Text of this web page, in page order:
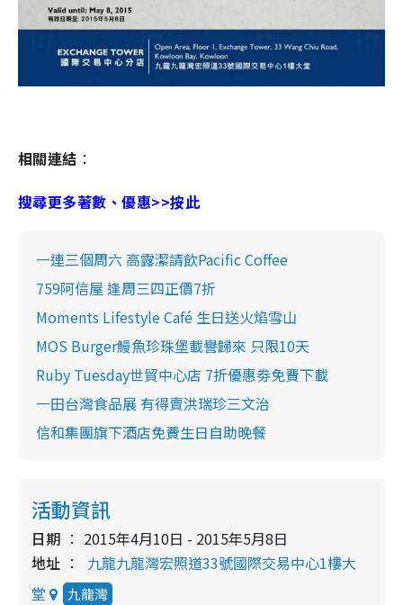
相關連結 ：
搜尋更多著數、優惠>>按此
一連三個周六 高露潔請飲Pacific Coffee
759阿信屋 逢周三四正價7折
Moments Lifestyle Café 生日送火焰雪山
MOS Burger鰻魚珍珠堡載譽歸來 只限10天
Ruby Tuesday世貿中心店 7折優惠劵免費下載
一田台灣食品展 有得賣洪瑞珍三文治
信和集團旗下酒店免費生日自助晚餐
活動資訊
日期
2015年4月10日 - 2015年5月8日
地址
九龍九龍灣宏照道33號國際交易中心1樓大
堂
九龍灣